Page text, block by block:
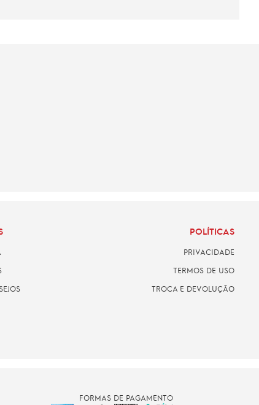
POLÍTICAS
PRIVACIDADE
TERMOS DE USO
TROCA E DEVOLUÇÃO
FORMAS DE PAGAMENTO